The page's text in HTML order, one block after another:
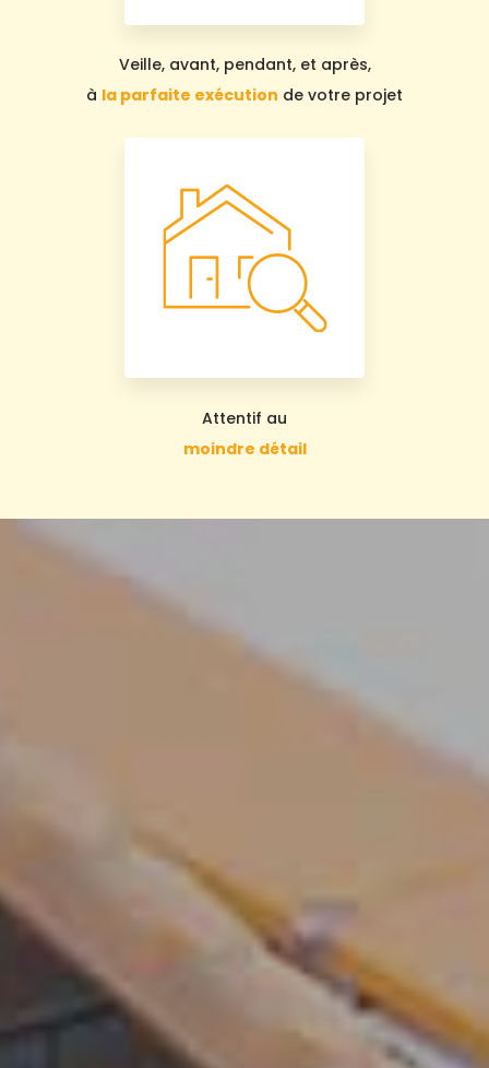
Veille, avant, pendant, et après,
à la parfaite exécution de votre projet
Attentif au
moindre détail